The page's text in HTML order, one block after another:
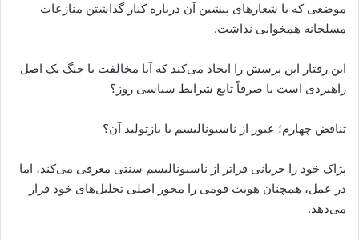
موضعی که با شعارهای پیشین آن درباره کنار گذاشتن منازعات
مسلحانه همخوانی نداشت.
این رفتار این پرسش را ایجاد می‌کند که آیا مخالفت با جنگ یک اصل
راهبردی است یا صرفاً تابع شرایط سیاسی روز؟
تناقض چهارم؛ عبور از ناسیونالیسم یا بازتولید آن؟
پژاک خود را جریانی فراتر از ناسیونالیسم سنتی معرفی می‌کند، اما
در عمل، همچنان هویت قومی را محور اصلی تحلیل‌های خود قرار
می‌دهد.